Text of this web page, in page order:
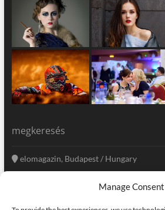
Manage Consent
megkeresés
elomagazin, Budapest / Hungary
szerkesztoseg@elomagazin.com